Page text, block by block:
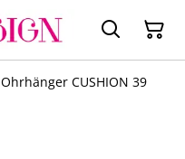
Ohrhänger CUSHION 39